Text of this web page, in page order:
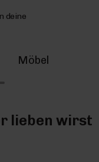
deine
Möbel
lieben wirst